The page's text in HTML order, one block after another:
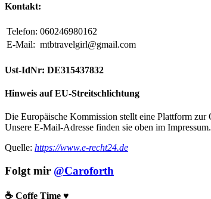
Kontakt:
Telefon: 060246980162
E-Mail: mtbtravelgirl@gmail.com
Ust-IdNr: DE315437832
Hinweis auf EU-Streitschlichtung
Die Europäische Kommission stellt eine Plattform zur
Unsere E-Mail-Adresse finden sie oben im Impressum.
Quelle: https://www.e-recht24.de
Folgt mir @Caroforth
☕️ Coffe Time ♥️